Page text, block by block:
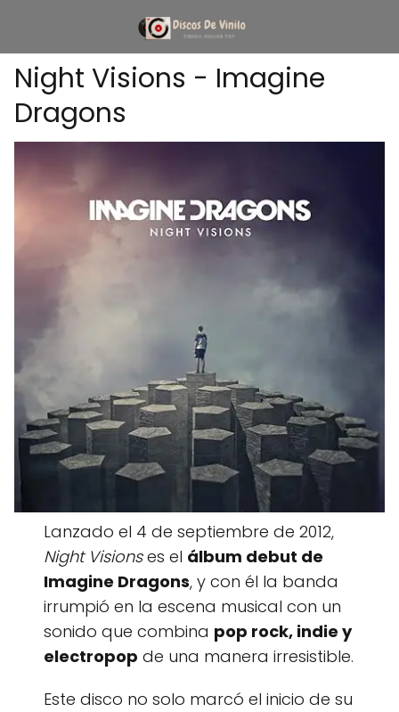
Night Visions - Imagine
Dragons
Lanzado el 4 de septiembre de 2012,
Night Visionses el álbum debut de
Imagine Dragons, y con él la banda
irrumpió en la escena musical con un
sonido que combina pop rock, indie y
electropop de una manera irresistible.
Este disco no solo marcó el inicio de su